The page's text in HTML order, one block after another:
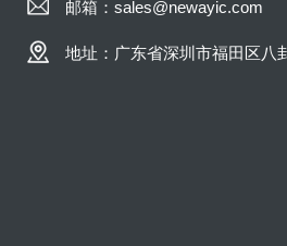
邮箱：sales@newayic.com
地址：广东省深圳市福田区八